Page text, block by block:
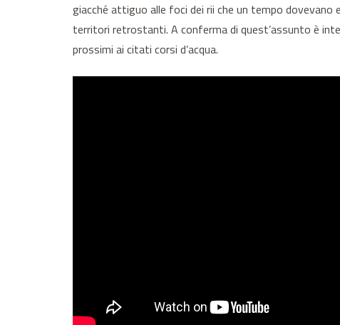
giacché attiguo alle foci dei rii che un tempo
territori retrostanti. A conferma di quest’assunto è
prossimi ai citati corsi d’acqua.